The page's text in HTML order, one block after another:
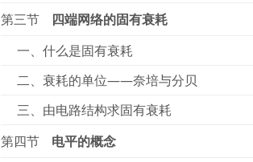
第三节
四端网络的固有衰耗
一、什么是固有衰耗
二、衰耗的单位——奈培与分贝
三、由电路结构求固有衰耗
第四节
电平的概念